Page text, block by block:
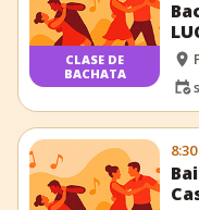
CLASE DE
BACHATA